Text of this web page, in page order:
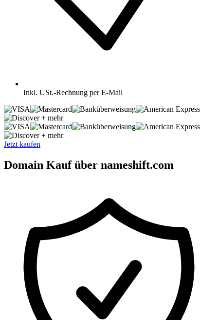
Inkl. USt.-Rechnung per E-Mail
+ mehr
+ mehr
Jetzt kaufen
Domain Kauf über nameshift.com